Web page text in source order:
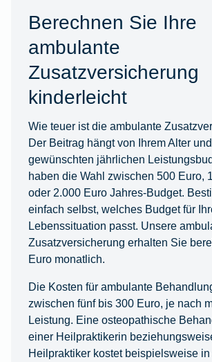
Berechnen Sie Ihre
ambulante
Zusatzversicherung
kinderleicht
Wie teuer ist die ambulante
Der Beitrag hängt von Ihrem Alter
gewünschten jährlichen
haben die Wahl zwischen 500 Euro,
oder 2.000 Euro Jahres-Budget.
einfach selbst, welches Budget für
Lebenssituation passt. Unsere
Zusatzversicherung erhalten Sie
Euro monatlich.
Die Kosten für ambulante
zwischen fünf bis 300 Euro, je nach
Leistung. Eine osteopathische
einer Heilpraktikerin
Heilpraktiker kostet beispielsweise